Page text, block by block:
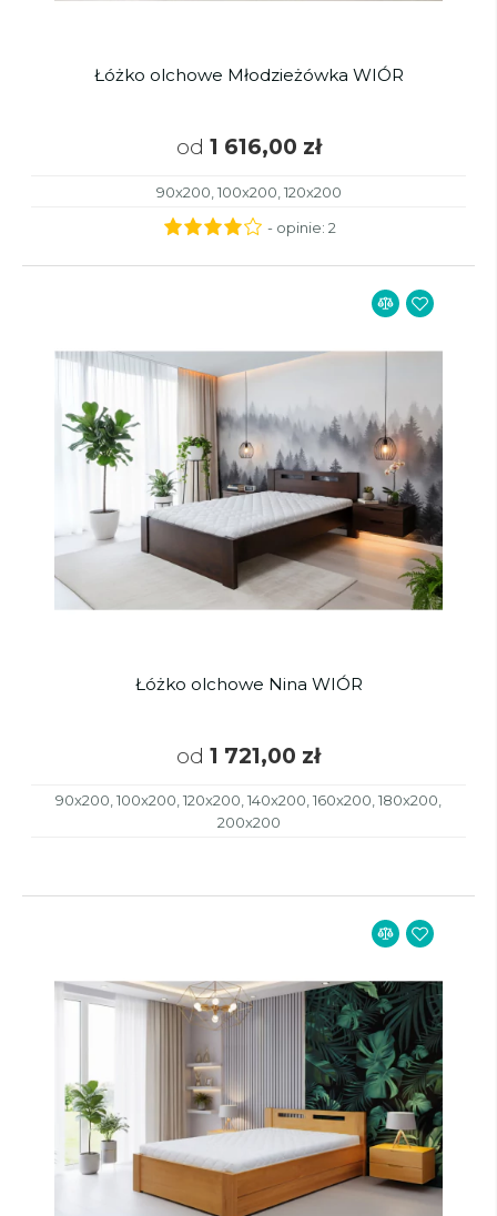
Łóżko olchowe Młodzieżówka WIÓR
od 1 616,00 zł
90x200, 100x200, 120x200
- opinie: 2
Łóżko olchowe Nina WIÓR
od 1 721,00 zł
90x200, 100x200, 120x200, 140x200, 160x200, 180x200,
200x200